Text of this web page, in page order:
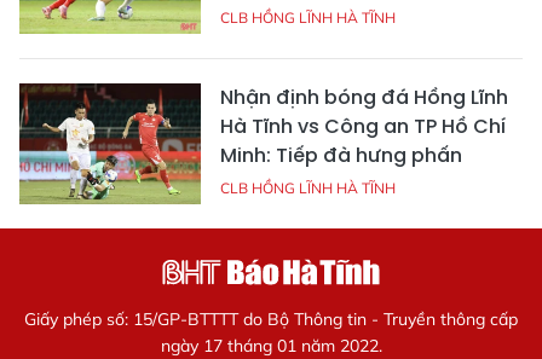
CLB HỒNG LĨNH HÀ TĨNH
Nhận định bóng đá Hồng Lĩnh
Hà Tĩnh vs Công an TP Hồ Chí
Minh: Tiếp đà hưng phấn
CLB HỒNG LĨNH HÀ TĨNH
Giấy phép số: 15/GP-BTTTT do Bộ Thông tin - Truyền thông cấp
ngày 17 tháng 01 năm 2022.